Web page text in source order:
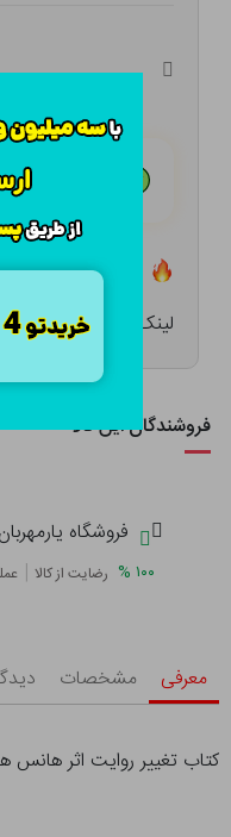
هـر قسط
تعداد ۰ عدد در انبار موجود است
لینک کوتاه:
فروشندگان این کالا
فروشگاه یارمهربان
۱۰۰ % رضایت از کالا |
معرفی مشخصات
کتاب تغییر روایت اثر هانس